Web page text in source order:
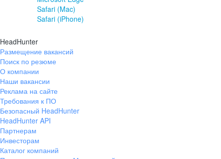
Safari (Mac)
Safari (iPhone)
HeadHunter
Размещение вакансий
Поиск по резюме
О компании
Наши вакансии
Реклама на сайте
Требования к ПО
Безопасный HeadHunter
HeadHunter API
Партнерам
Инвесторам
Каталог компаний